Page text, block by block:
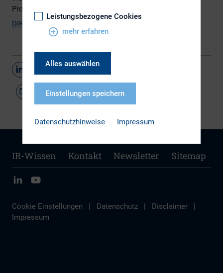
Prozent).
DIRK-Stimmungsbarometer Frühjahr 2008
IR-Wissen Kontakt Newsletter Sitemap
Cookie Einstellungen | Datenschutz | Disclaimer
|
Impressum
Leistungsbezogene Cookies
mehr erfahren
Alles auswählen
Einstellungen speichern
Datenschutzhinweise Impressum